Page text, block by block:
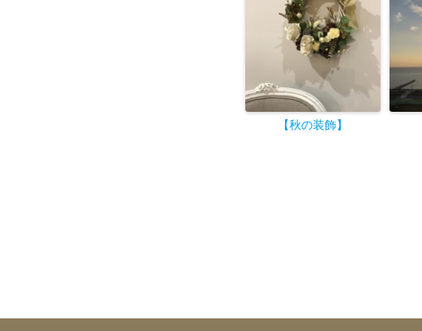
【秋の装飾】